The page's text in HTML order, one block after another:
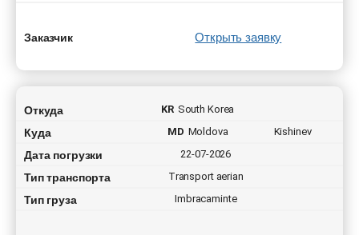
Заказчик Открыть заявку
Откуда KR South Korea
Куда MD Moldova Kishinev
Дата погрузки 22-07-2026
Тип транспорта Transport aerian
Тип груза Imbracaminte